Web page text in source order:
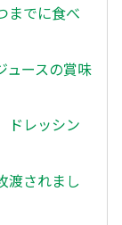
までに食べ
ュースの賞味
ドレッシン
渡されまし